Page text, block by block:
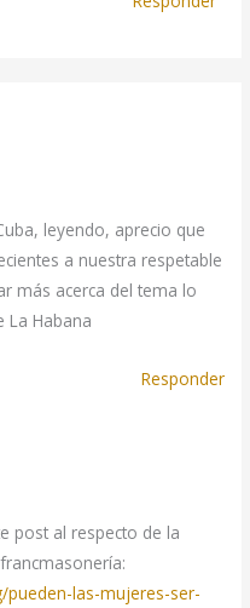
leyendo, aprecio que
a nuestra respetable
más acerca del tema lo
La Habana
Responder
post al respecto de la
las-mujeres-ser-